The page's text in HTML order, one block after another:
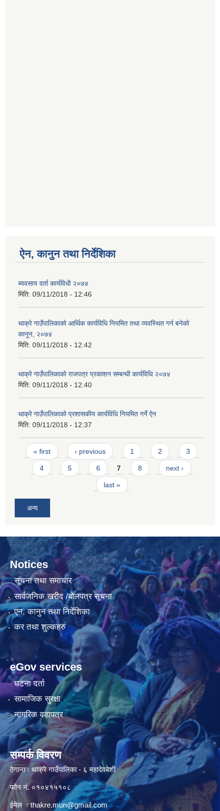
ऐन, कानुन तथा निर्देशिका
ब्यवसाय दर्ता कार्यविधी २०७४
मिति: 09/11/2018 - 12:46
थाक्रे गाउँपालिकाको आर्थिक कार्यविधि नियमित तथा व्यवस्थित गर्न बनेको
कानून, २०७४
मिति: 09/11/2018 - 12:42
थाक्रे गाउँपालिकाको राजपत्र प्रकाशन सम्बन्धी कार्यविधि २०७४
मिति: 09/11/2018 - 12:40
थाक्रे गाउँपालिकाको प्रशासकीय कार्यविधि नियमित गर्ने ऐन
मिति: 09/11/2018 - 12:37
Pages
« first ‹ previous 1 2 3
4 5 6 7 8 next ›
last »
अन्य
Notices
सूचना तथा समाचार
सार्वजनिक खरीद /बोलपत्र सूचना
एन, कानुन तथा निर्देशिका
कर तथा शुल्कहरु
eGov services
घटना दर्ता
सामाजिक सुरक्षा
नागरिक वडापत्र
सम्पर्क विवरण
ठेगाना ः थाक्रे गाउँपालिका - ६ महादेवबेशी
फोन नं. ०१०४१५१०८
ईमेल ःthakre.mun@gmail.com